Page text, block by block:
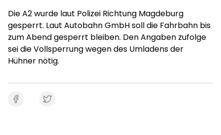
Die A2 wurde laut Polizei Richtung Magdeburg
gesperrt. Laut Autobahn GmbH soll die Fahrbahn bis
zum Abend gesperrt bleiben. Den Angaben zufolge
sei die Vollsperrung wegen des Umladens der
Hühner nötig.